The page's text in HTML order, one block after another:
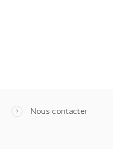
Nous contacter